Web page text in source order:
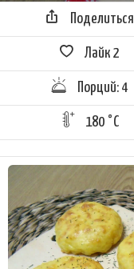
Поделиться
Лайк 2
Порций: 4
180 °C